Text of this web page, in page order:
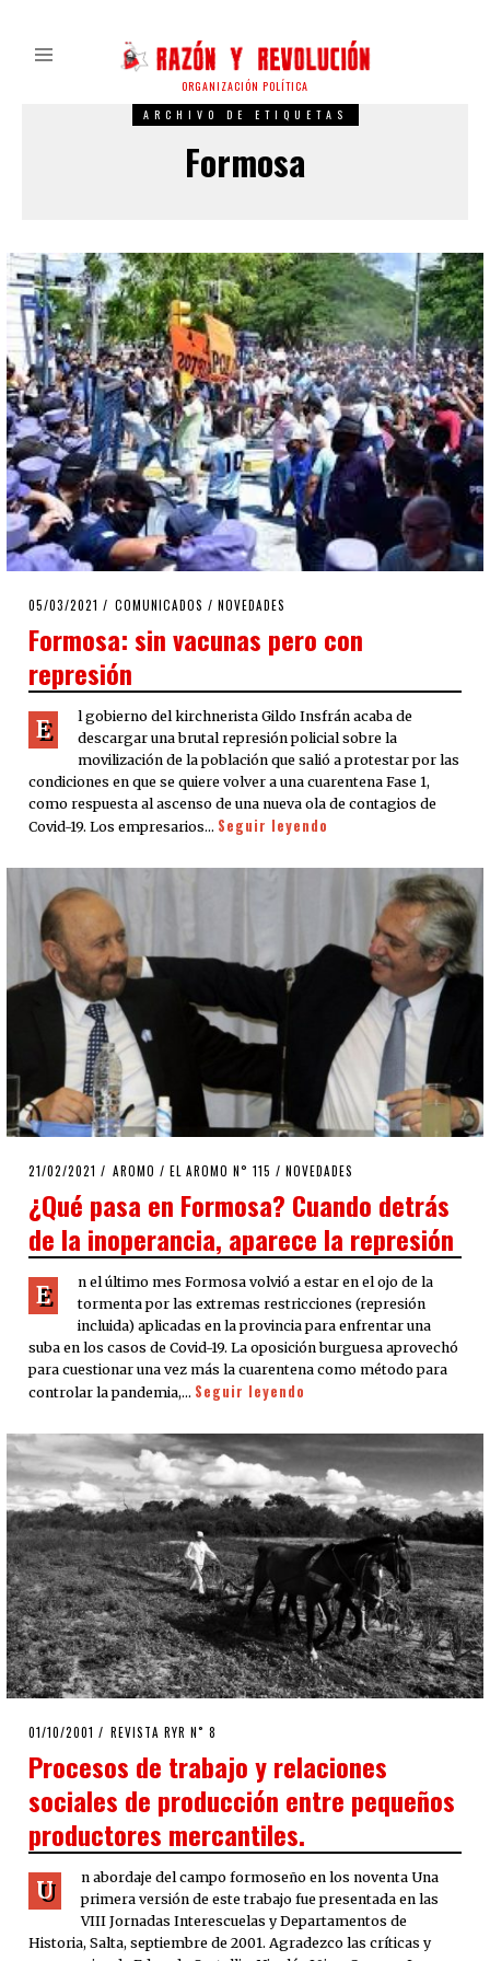
ORGANIZACIÓN POLÍTICA
ARCHIVO DE ETIQUETAS
Formosa
POSTED
05/03/2021 05/03/2021
COMUNICADOS / NOVEDADES
Formosa: sin vacunas pero con
represión
E
l gobierno del kirchnerista Gildo Insfrán acaba de
descargar una brutal represión policial sobre la
movilización de la población que salió a protestar por las
condiciones en que se quiere volver a una cuarentena Fase 1,
como respuesta al ascenso de una nueva ola de contagios de
Covid-19. Los empresarios… Seguir leyendo
POSTED
21/02/2021 19/02/2021
AROMO / EL AROMO N° 115 / NOVEDADES
¿Qué pasa en Formosa? Cuando detrás
de la inoperancia, aparece la represión
E
n el último mes Formosa volvió a estar en el ojo de la
tormenta por las extremas restricciones (represión
incluida) aplicadas en la provincia para enfrentar una
suba en los casos de Covid-19. La oposición burguesa aprovechó
para cuestionar una vez más la cuarentena como método para
controlar la pandemia,… Seguir leyendo
POSTED
01/10/2001 16/04/2020
REVISTA RYR N˚ 8
Procesos de trabajo y relaciones
sociales de producción entre pequeños
productores mercantiles.
U
n abordaje del campo formoseño en los noventa Una
primera versión de este trabajo fue presentada en las
VIII Jornadas Interescuelas y Departamentos de
Historia, Salta, septiembre de 2001. Agradezco las críticas y